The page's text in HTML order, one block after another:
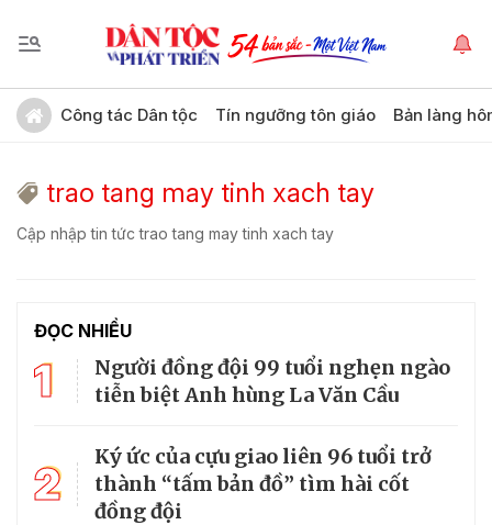
Công tác Dân tộc Tín ngưỡng tôn giáo Bản làng
trao tang may tinh xach tay
Cập nhập tin tức trao tang may tinh xach tay
ĐỌC NHIỀU
1
Người đồng đội 99 tuổi nghẹn ngào
tiễn biệt Anh hùng La Văn Cầu
2
Ký ức của cựu giao liên 96 tuổi trở
thành “tấm bản đồ” tìm hài cốt
đồng đội